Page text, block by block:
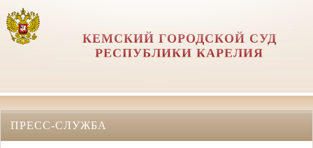
КЕМСКИЙ ГОРОДСКОЙ СУД
РЕСПУБЛИКИ КАРЕЛИЯ
ПРЕСС-СЛУЖБА